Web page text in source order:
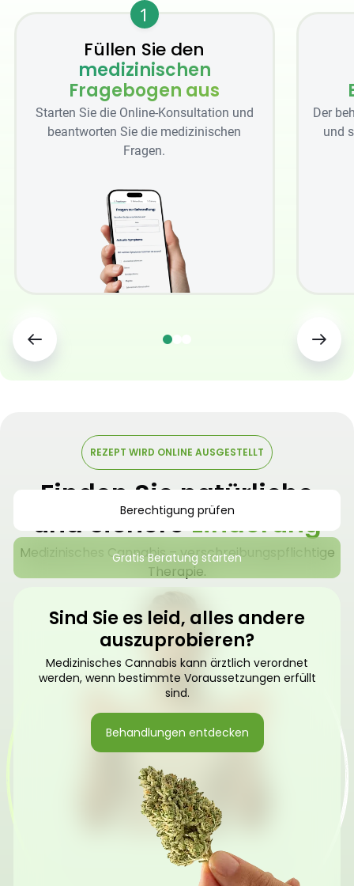
1
Füllen Sie den
medizinischen
Fragebogen aus
Starten Sie die Online-Konsultation und
beantworten Sie die medizinischen
Fragen.
Der
und
REZEPT WIRD ONLINE AUSGESTELLT
Finden Sie natürliche
und sichereLinderung
Medizinisches Cannabis – verschreibungspflichtige
Therapie.
Berechtigung prüfen
Gratis Beratung starten
Sind Sie es leid, alles andere
auszuprobieren?
Medizinisches Cannabis kann ärztlich verordnet
werden, wenn bestimmte Voraussetzungen erfüllt
sind.
Behandlungen entdecken